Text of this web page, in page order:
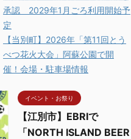
承認 2029年1月ごろ利用開始予
定
【当別町】2026年「第11回とう
べつ花火大会」阿蘇公園で開
催！会場・駐車場情報
イベント・お祭り
【江別市】EBRIで
「NORTH ISLAND BEER